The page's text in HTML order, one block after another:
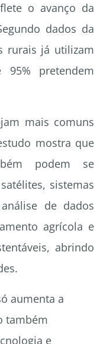
o avanço da
dados da
rurais já utilizam
pretendem
mais comuns
mostra que
podem se
sistemas
de dados
agrícola e
abrindo
aumenta a
também
e